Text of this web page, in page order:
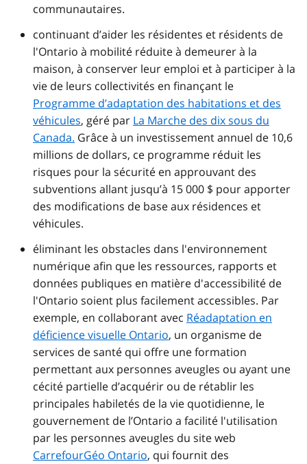
communautaires.
continuant d’aider les résidentes et résidents de
l'Ontario à mobilité réduite à demeurer à la
maison, à conserver leur emploi et à participer à la
vie de leurs collectivités en finançant le
Programme d’adaptation des habitations et des
véhicules, géré par La Marche des dix sous du
Canada. Grâce à un investissement annuel de 10,6
millions de dollars, ce programme réduit les
risques pour la sécurité en approuvant des
subventions allant jusqu’à 15 000 $ pour apporter
des modifications de base aux résidences et
véhicules.
éliminant les obstacles dans l'environnement
numérique afin que les ressources, rapports et
données publiques en matière d'accessibilité de
l'Ontario soient plus facilement accessibles. Par
exemple, en collaborant avec Réadaptation en
déficience visuelle Ontario, un organisme de
services de santé qui offre une formation
permettant aux personnes aveugles ou ayant une
cécité partielle d’acquérir ou de rétablir les
principales habiletés de la vie quotidienne, le
gouvernement de l’Ontario a facilité l'utilisation
par les personnes aveugles du site web
CarrefourGéo Ontario, qui fournit des